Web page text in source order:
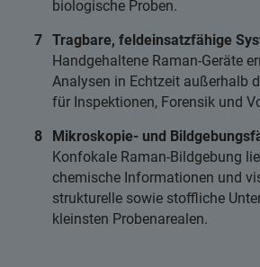
biologische Proben.
Tragbare, feldeinsatzfähige
Handgehaltene Raman-Geräte
Analysen in Echtzeit außerhalb
für Inspektionen, Forensik und
Mikroskopie- und
Konfokale Raman-Bildgebung
chemische Informationen und
strukturelle sowie stoffliche
kleinsten Probenarealen.